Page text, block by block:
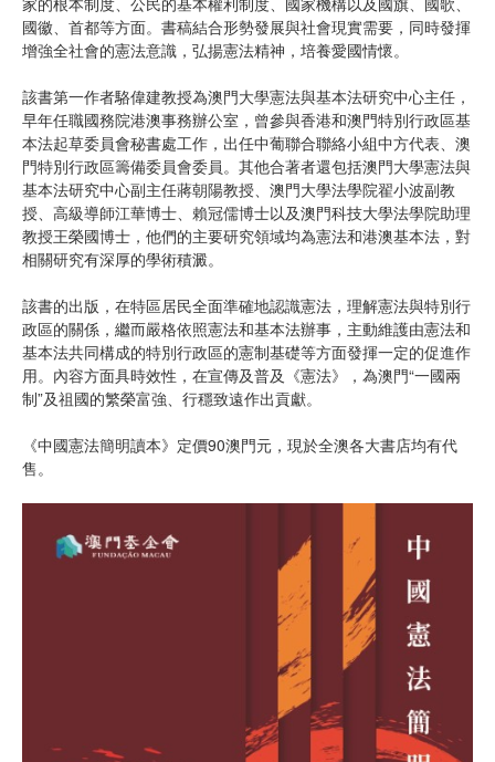
國徽、首都等方面。書稿結合形勢發展與社會現實需要，同時發揮
增強全社會的憲法意識，弘揚憲法精神，培養愛國情懷。
該書第一作者駱偉建教授為澳門大學憲法與基本法研究中心主任，
早年任職國務院港澳事務辦公室，曾參與香港和澳門特別行政區基
本法起草委員會秘書處工作，出任中葡聯合聯絡小組中方代表、澳
門特別行政區籌備委員會委員。其他合著者還包括澳門大學憲法與
基本法研究中心副主任蔣朝陽教授、澳門大學法學院翟小波副教
授、高級導師江華博士、賴冠儒博士以及澳門科技大學法學院助理
教授王榮國博士，他們的主要研究領域均為憲法和港澳基本法，對
相關研究有深厚的學術積澱。
該書的出版，在特區居民全面準確地認識憲法，理解憲法與特別行
政區的關係，繼而嚴格依照憲法和基本法辦事，主動維護由憲法和
基本法共同構成的特別行政區的憲制基礎等方面發揮一定的促進作
用。內容方面具時效性，在宣傳及普及《憲法》，為澳門“一國兩
制”及祖國的繁榮富強、行穩致遠作出貢獻。
《中國憲法簡明讀本》定價90澳門元，現於全澳各大書店均有代
售。